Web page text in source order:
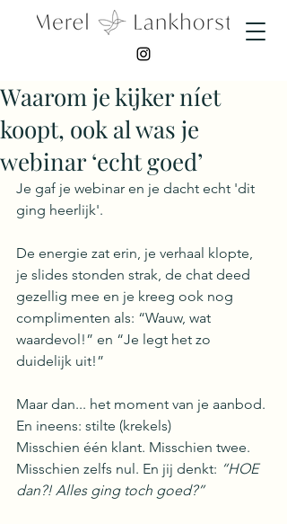
Waarom je kijker níet
koopt, ook al was je
webinar ‘echt goed’
Je gaf je webinar en je dacht echt 'dit
ging heerlijk'.
De energie zat erin, je verhaal klopte,
je slides stonden strak, de chat deed
gezellig mee en je kreeg ook nog
complimenten als: “Wauw, wat
waardevol!” en “Je legt het zo
duidelijk uit!”
Maar dan... het moment van je aanbod.
En ineens: stilte (krekels)
Misschien één klant. Misschien twee.
Misschien zelfs nul. En jij denkt: “HOE
dan?! Alles ging toch goed?”